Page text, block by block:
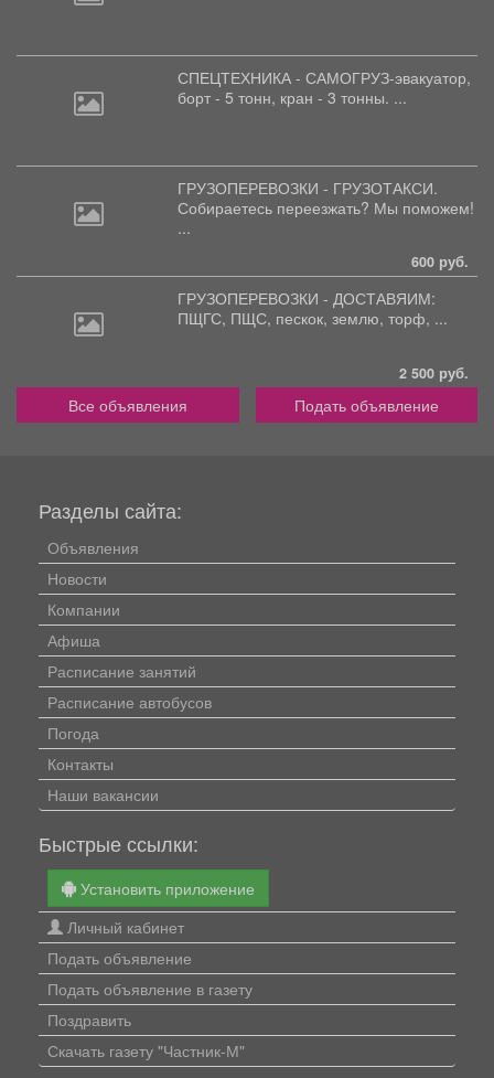
СПЕЦТЕХНИКА - САМОГРУЗ-эвакуатор,
борт - 5 тонн, кран - 3 тонны. ...
ГРУЗОПЕРЕВОЗКИ - ГРУЗОТАКСИ.
Собираетесь переезжать? Мы поможем!
...
600 руб.
ГРУЗОПЕРЕВОЗКИ - ДОСТАВЯИМ:
ПЩГС, ПЩС, пескок, землю, торф, ...
2 500 руб.
Все объявления Подать объявление
Разделы сайта:
Объявления
Новости
Компании
Афиша
Расписание занятий
Расписание автобусов
Погода
Контакты
Наши вакансии
Быстрые ссылки:
Установить приложение
Личный кабинет
Подать объявление
Подать объявление в газету
Поздравить
Скачать газету "Частник-М"